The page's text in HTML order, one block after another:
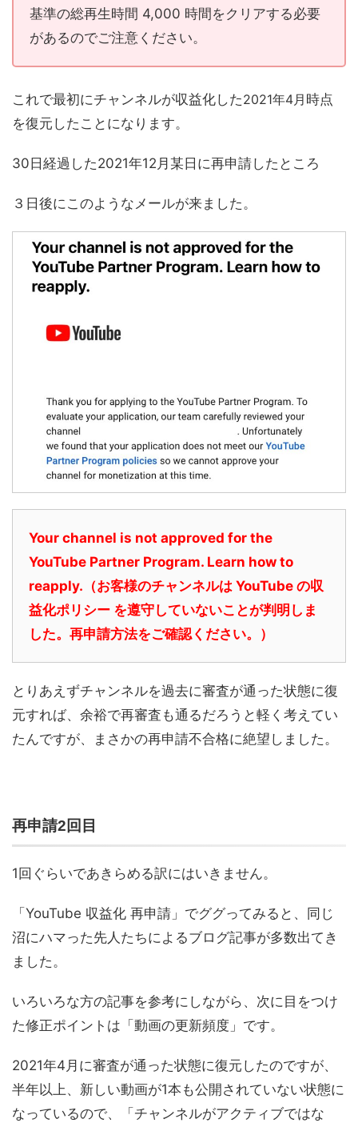
基準の総再生時間 4,000 時間をクリアする必要
があるのでご注意ください。
これで最初にチャンネルが収益化した2021年4月 時点
を復元したことになります。
30日経過した2021年12月某日に再申請したところ
３日後にこのようなメールが来ました。
Your channel is not approved for the
YouTube Partner Program. Learn how to
reapply.（お客様のチャンネルは YouTube の収
益化ポリシー を遵守していないことが判明しま
した。再申請方法をご確認ください。）
とりあえずチャンネルを過去に審査が通った状態に復
元すれば、余裕で再審査も通るだろうと軽く考えてい
たんですが、まさかの再申請不合格に絶望しました。
再申請2回目
1回ぐらいであきらめる訳にはいきません。
「YouTube 収益化 再申請」でググってみると、同じ
沼にハマった先人たちによるブログ記事が多数出てき
ました。
いろいろな方の記事を参考にしながら、次に目をつけ
た修正ポイントは「動画の更新頻度」です。
2021年4月に審査が通った状態に復元したのですが、
半年以上、新しい動画が1本も公開されていない状態に
なっているので、「チャンネルがアクティブではな